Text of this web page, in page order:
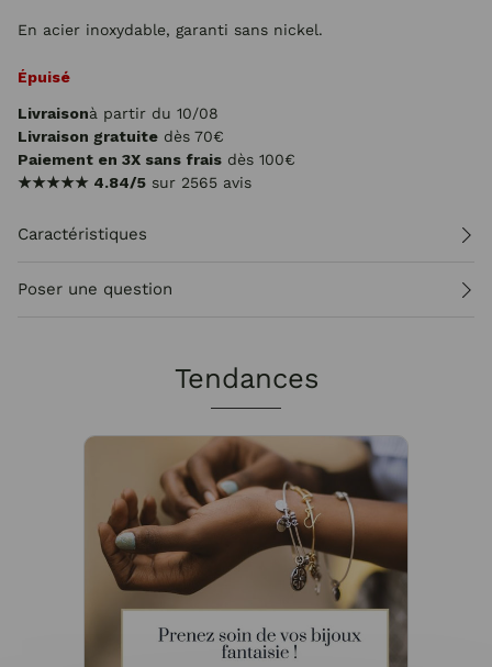
En acier inoxydable, garanti sans nickel.
Épuisé
Livraisonà partir du 10/08
Livraison gratuite dès 70€
Paiement en 3X sans frais dès 100€
★★★★★ 4.84/5 sur 2565 avis
Caractéristiques
Poser une question
Tendances